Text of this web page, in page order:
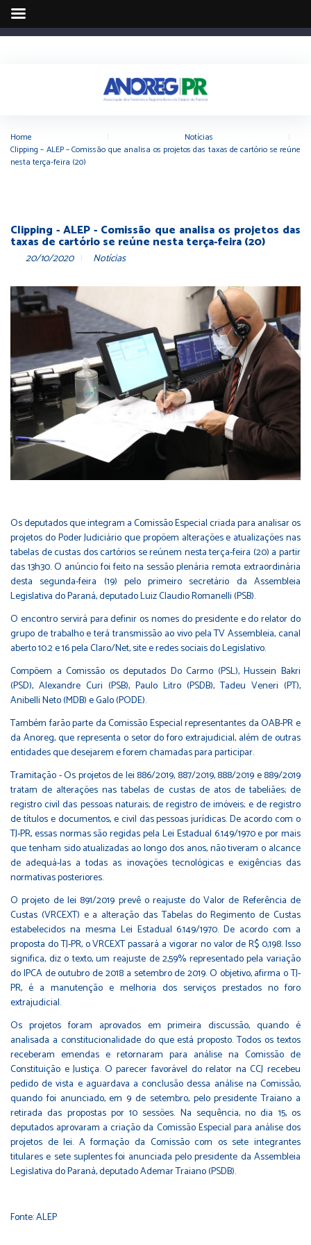
Home Notícias
Clipping – ALEP – Comissão que analisa os projetos das taxas de cartório se reúne
nesta terça-feira (20)
Clipping - ALEP - Comissão que analisa os projetos das
taxas de cartório se reúne nesta terça-feira (20)
20/10/2020 Notícias
Os deputados que integram a Comissão Especial criada para analisar os
projetos do Poder Judiciário que propõem alterações e atualizações nas
tabelas de custas dos cartórios se reúnem nesta terça-feira (20) a partir
das 13h30. O anúncio foi feito na sessão plenária remota extraordinária
desta segunda-feira (19) pelo primeiro secretário da Assembleia
Legislativa do Paraná, deputado Luiz Claudio Romanelli (PSB).
O encontro servirá para definir os nomes do presidente e do relator do
grupo de trabalho e terá transmissão ao vivo pela TV Assembleia, canal
aberto 10.2 e 16 pela Claro/Net, site e redes sociais do Legislativo.
Compõem a Comissão os deputados Do Carmo (PSL), Hussein Bakri
(PSD), Alexandre Curi (PSB), Paulo Litro (PSDB), Tadeu Veneri (PT),
Anibelli Neto (MDB) e Galo (PODE).
Também farão parte da Comissão Especial representantes da OAB-PR e
da Anoreg, que representa o setor do foro extrajudicial, além de outras
entidades que desejarem e forem chamadas para participar.
Tramitação - Os projetos de lei 886/2019, 887/2019, 888/2019 e 889/2019
tratam de alterações nas tabelas de custas de atos de tabeliães; de
registro civil das pessoas naturais; de registro de imóveis; e de registro
de títulos e documentos, e civil das pessoas jurídicas. De acordo com o
TJ-PR, essas normas são regidas pela Lei Estadual 6.149/1970 e por mais
que tenham sido atualizadas ao longo dos anos, não tiveram o alcance
de adequá-las a todas as inovações tecnológicas e exigências das
normativas posteriores.
O projeto de lei 891/2019 prevê o reajuste do Valor de Referência de
Custas (VRCEXT) e a alteração das Tabelas do Regimento de Custas
estabelecidos na mesma Lei Estadual 6.149/1970. De acordo com a
proposta do TJ-PR, o VRCEXT passará a vigorar no valor de R$ 0,198. Isso
significa, diz o texto, um reajuste de 2,59% representado pela variação
do IPCA de outubro de 2018 a setembro de 2019. O objetivo, afirma o TJ-
PR, é a manutenção e melhoria dos serviços prestados no foro
extrajudicial.
Os projetos foram aprovados em primeira discussão, quando é
analisada a constitucionalidade do que está proposto. Todos os textos
receberam emendas e retornaram para análise na Comissão de
Constituição e Justiça. O parecer favorável do relator na CCJ recebeu
pedido de vista e aguardava a conclusão dessa análise na Comissão,
quando foi anunciado, em 9 de setembro, pelo presidente Traiano a
retirada das propostas por 10 sessões. Na sequência, no dia 15, os
deputados aprovaram a criação da Comissão Especial para análise dos
projetos de lei. A formação da Comissão com os sete integrantes
titulares e sete suplentes foi anunciada pelo presidente da Assembleia
Legislativa do Paraná, deputado Ademar Traiano (PSDB).
Fonte: ALEP